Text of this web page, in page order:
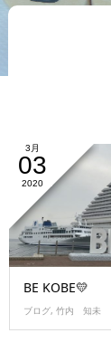
3月
03
2020
BE KOBE💛
ブログ, 竹内 知未